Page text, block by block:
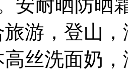
安耐晒防晒
旅游，登山
丝洗面奶